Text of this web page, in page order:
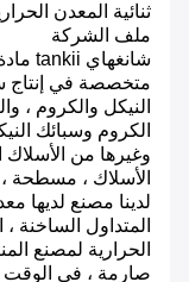
ثنائية المعدن
ملف الشركة
شانغهاي tankii
متخصصة في إنتاج
النيكل والكروم ،
الكروم وسبائك
وغيرها من الأسلاك
الأسلاك ، مسطحة
لدينا مصنع لديها
المتداول الساخنة ،
الحرارية لمصنع
صارمة ، في الوقت